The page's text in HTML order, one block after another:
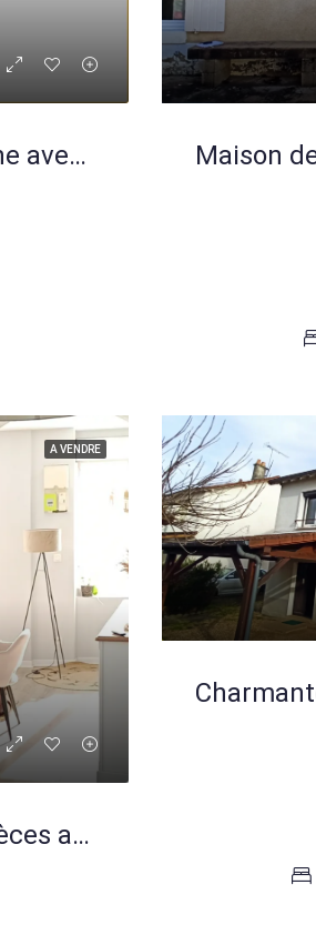
Charmante maison ancienne avec jardin et garage à Saint-Florent-sur-Cher
A VENDRE
Exceptionnelle maison 8 pièces avec piscine et jardin à Saint-Florent-sur-Cher